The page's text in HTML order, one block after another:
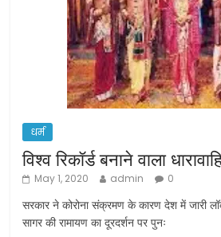
धर्म
विश्व रिकॉर्ड बनाने वाला
May 1, 2020 admin 0
सरकार ने कोरोना संक्रमण के कारण देश में जारी
सागर की रामायण का दूरदर्शन पर पुनः